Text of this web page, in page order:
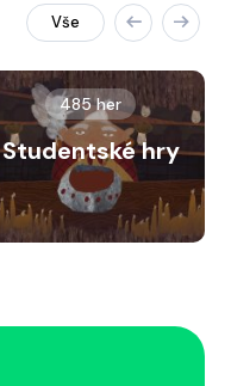
Vše
485 her
Studentské hry